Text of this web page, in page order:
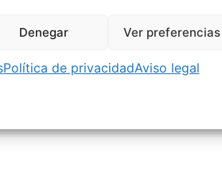
Denegar Ver preferencias
Política de privacidadAviso legal